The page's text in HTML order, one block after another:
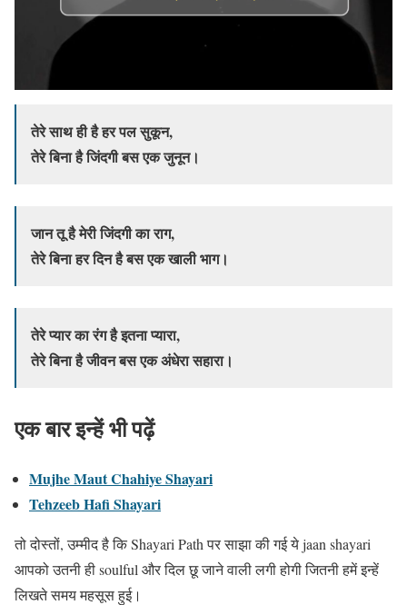
तेरे साथ ही है हर पल सुकून,
तेरे बिना है जिंदगी बस एक जुनून।
जान तू है मेरी जिंदगी का राग,
तेरे बिना हर दिन है बस एक खाली भाग।
तेरे प्यार का रंग है इतना प्यारा,
तेरे बिना है जीवन बस एक अंधेरा सहारा।
एक बार इन्हें भी पढ़ें
Mujhe Maut Chahiye Shayari
Tehzeeb Hafi Shayari
तो दोस्तों, उम्मीद है कि Shayari Path पर साझा की गई ये jaan shayari
आपको उतनी ही soulful और दिल छू जाने वाली लगी होगी जितनी हमें इन्हें
लिखते समय महसूस हुई।